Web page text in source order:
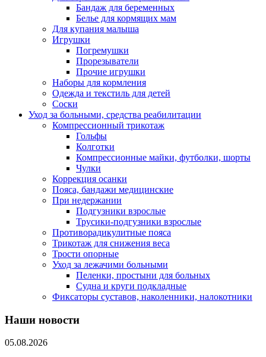
Бандаж для беременных
Белье для кормящих мам
Для купания малыша
Игрушки
Погремушки
Прорезыватели
Прочие игрушки
Наборы для кормления
Одежда и текстиль для детей
Соски
Уход за больными, средства реабилитации
Компрессионный трикотаж
Гольфы
Колготки
Компрессионные майки, футболки, шорты
Чулки
Коррекция осанки
Пояса, бандажи медицинские
При недержании
Подгузники взрослые
Трусики-подгузники взрослые
Противорадикулитные пояса
Трикотаж для снижения веса
Трости опорные
Уход за лежачими больными
Пеленки, простыни для больных
Судна и круги подкладные
Фиксаторы суставов, наколенники, налокотники
Наши новости
05.08.2026